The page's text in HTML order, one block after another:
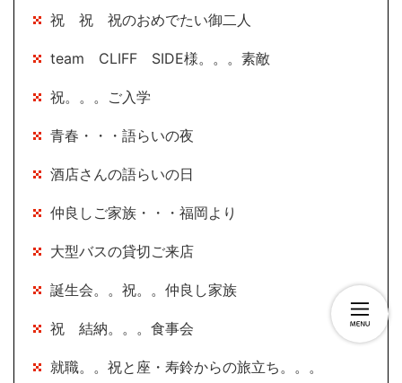
祝 祝 祝のおめでたい御二人
team CLIFF SIDE様。。。素敵
祝。。。ご入学
青春・・・語らいの夜
酒店さんの語らいの日
仲良しご家族・・・福岡より
大型バスの貸切ご来店
誕生会。。祝。。仲良し家族
祝 結納。。。食事会
就職。。祝と座・寿鈴からの旅立ち。。。